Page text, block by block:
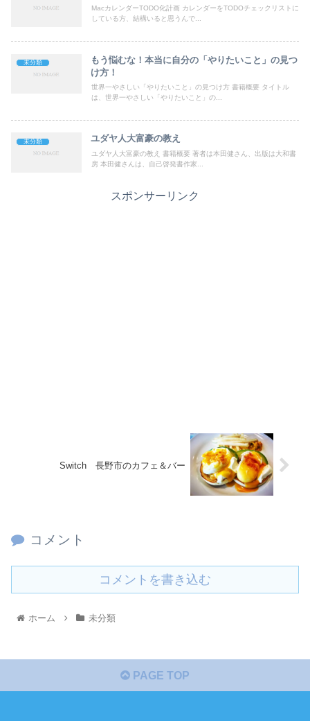
MacカレンダーTODO化計画 カレンダーをTODOチェックリストに
している方、結構いると思うんで...
未分類
もう悩むな！本当に自分の「やりたいこと」の見つ
け方！
世界一やさしい「やりたいこと」の見つけ方 書籍概要 タイトル
は、世界一やさしい「やりたいこと」の...
未分類 ユダヤ人大富豪の教え
ユダヤ人大富豪の教え 書籍概要 著者は本田健さん、出版は大和書
房 本田健さんは、自己啓発書作家...
スポンサーリンク
Switch 長野市のカフェ＆バー
コメント
コメントを書き込む
ホーム 未分類
PAGE TOP